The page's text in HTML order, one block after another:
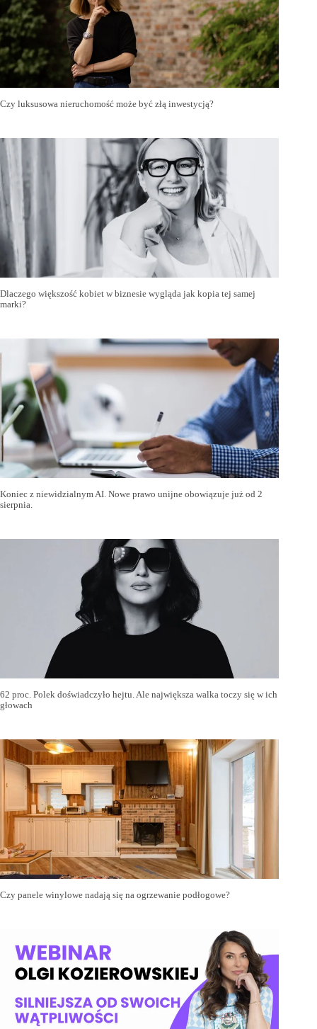
Czy luksusowa nieruchomość może być złą inwestycją?
Dlaczego większość kobiet w biznesie wygląda jak kopia tej samej
marki?
Koniec z niewidzialnym AI. Nowe prawo unijne obowiązuje już od 2
sierpnia.
62 proc. Polek doświadczyło hejtu. Ale największa walka toczy się w ich
głowach
Czy panele winylowe nadają się na ogrzewanie podłogowe?